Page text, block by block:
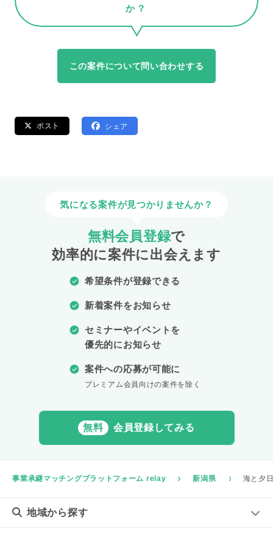
か？
この案件について問い合わせする
ポスト シェア
気になる案件が見つかりませんか？
無料会員登録で
効率的に案件に出会えます
希望条件が登録できる
新着案件をお知らせ
セミナーやイベントを
優先的にお知らせ
案件への応募が可能に
プレミアム会員向けの案件を除く
無料 会員登録してみる
事業承継マッチングプラットフォーム relay 新潟県 海と夕
地域から探す